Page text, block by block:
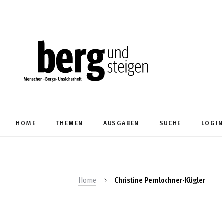
HOME THEMEN AUSGABEN SUCHE
Home Christine Pernlochner-Kügler